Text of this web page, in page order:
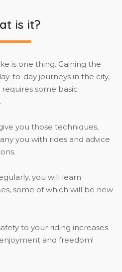
is it?
is one thing. Gaining the
to-day journeys in the city,
some basic
you those techniques,
you with rides and advice
you will learn
some of which will be new
to your riding increases
and freedom!